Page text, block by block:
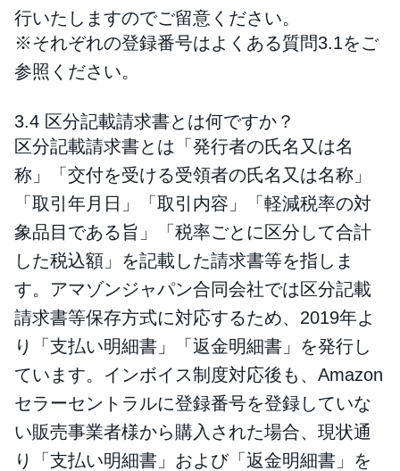
行いたしますのでご留意ください。
※それぞれの登録番号はよくある質問3.1をご
参照ください。
3.4 区分記載請求書とは何ですか？
区分記載請求書とは「発行者の氏名又は名
称」「交付を受ける受領者の氏名又は名称」
「取引年月日」「取引内容」「軽減税率の対
象品目である旨」「税率ごとに区分して合計
した税込額」を記載した請求書等を指しま
す。アマゾンジャパン合同会社では区分記載
請求書等保存方式に対応するため、2019年よ
り「支払い明細書」「返金明細書」を発行し
ています。インボイス制度対応後も、Amazon
セラーセントラルに登録番号を登録していな
い販売事業者様から購入された場合、現状通
り「支払い明細書」および「返金明細書」を